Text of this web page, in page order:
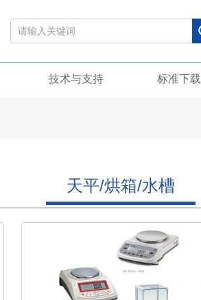
技术与支持 标准下载
天平/烘箱/水槽